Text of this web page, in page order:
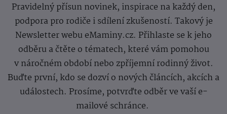
Pravidelný přísun novinek, inspirace na každý den,
podpora pro rodiče i sdílení zkušeností. Takový je
Newsletter webu eMaminy.cz. Přihlaste se k jeho
odběru a čtěte o tématech, které vám pomohou
v náročném období nebo zpříjemní rodinný život.
Buďte první, kdo se dozví o nových článcích, akcích a
událostech. Prosíme, potvrďte odběr ve vaší e-
mailové schránce.